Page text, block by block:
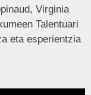
Virginia
Talentuari
eta esperientzia